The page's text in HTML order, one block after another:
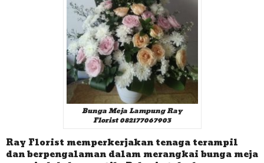
Bunga Meja Lampung Ray
Florist 082177067903
Ray Florist memperkerjakan tenaga terampil
dan berpengalaman dalam merangkai bunga meja